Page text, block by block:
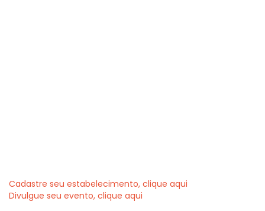
Cadastre seu estabelecimento, clique aqui
Divulgue seu evento, clique aqui